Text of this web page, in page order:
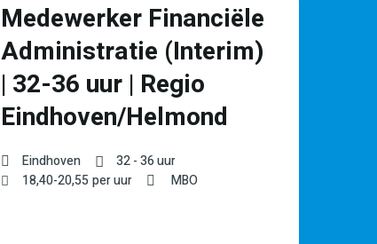
Medewerker Financiële
Administratie (Interim)
| 32-36 uur | Regio
Eindhoven/Helmond
Eindhoven
32 - 36 uur
18,40-20,55per uur MBO